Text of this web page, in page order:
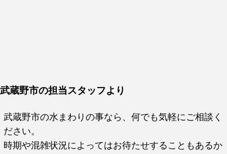
武蔵野市の担当スタッフより
武蔵野市の水まわりの事なら、何でも気軽にご相談く
ださい。
時期や混雑状況によってはお待たせすることもあるか